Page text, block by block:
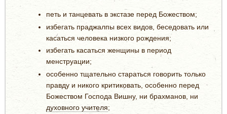
петь и танцевать в экстазе перед Божеством;
избегать праджалпы всех видов, беседовать или
касаться человека низкого рождения;
избегать касаться женщины в период
менструации;
особенно тщательно стараться говорить только
правду и никого критиковать, особенно перед
Божеством Господа Вишну, ни брахманов, ни
духовного учителя;